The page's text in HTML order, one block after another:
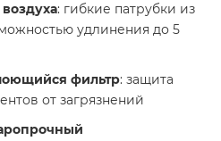
: гибкие патрубки из
удлинения до 5
фильтр: защита
от загрязнений